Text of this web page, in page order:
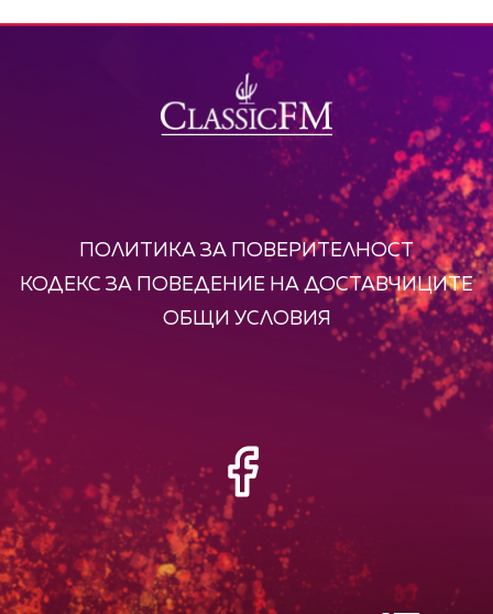
ПОЛИТИКА ЗА ПОВЕРИТЕЛНОСТ
КОДЕКС ЗА ПОВЕДЕНИЕ НА ДОСТАВЧИЦИТЕ
ОБЩИ УСЛОВИЯ